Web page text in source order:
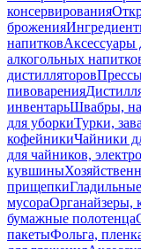
консервирования
брожения
напитковАксессуары
алкогольных
дистилляторов
пивоварения
инвентарьШвабры,
для уборкиТурки,
кофейникиЧайники
для чайников,
кувшины
прищепки
мусораОрганайзеры,
бумажные полотенца
пакетыФольга,